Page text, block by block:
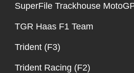
SuperFile Trackhouse
TGR Haas F1 Team
Trident (F3)
Trident Racing (F2)